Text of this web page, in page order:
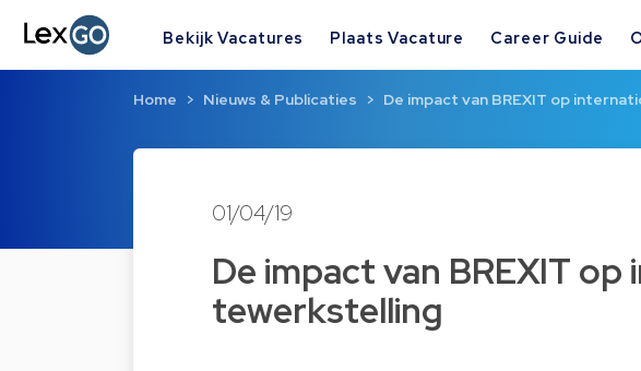
Bekijk Vacatures Plaats Vacature Career Guide
Home Nieuws & Publicaties De impact van BREXIT op
01/04/19
De impact van BREXIT
tewerkstelling